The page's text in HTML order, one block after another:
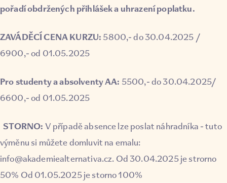
pořadí obdržených přihlášek a uhrazení poplatku.
ZAVÁDĚCÍ CENA KURZU: 5800,- do 30.04.2025 /
6900,- od 01.05.2025
Pro studenty a absolventy AA: 5500,- do 30.04.2025/
6600,- od 01.05.2025
STORNO: V případě absence lze poslat náhradníka - tuto
výměnu si můžete domluvit na emalu:
info@akademiealternativa.cz. Od 30.04.2025 je strorno
50% Od 01.05.2025 je storno 100%